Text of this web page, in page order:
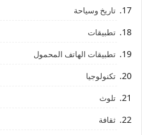
تاريخ وسياحة
تطبيقات
تطبيقات الهاتف المحمول
تكنولوجيا
تلوث
ثقافة